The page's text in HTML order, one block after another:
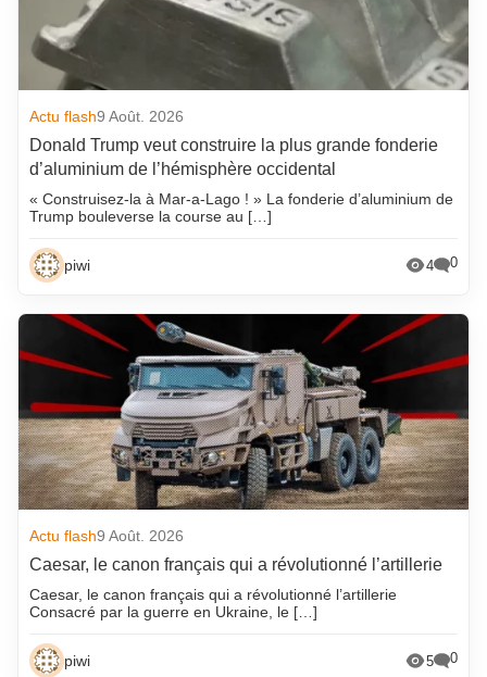
Actu flash9 Août. 2026
Donald Trump veut construire la plus grande fonderie
d’aluminium de l’hémisphère occidental
« Construisez-la à Mar-a-Lago ! » La fonderie d’aluminium de
Trump bouleverse la course au […]
piwi 4 0
Actu flash9 Août. 2026
Caesar, le canon français qui a révolutionné l’artillerie
Caesar, le canon français qui a révolutionné l’artillerie
Consacré par la guerre en Ukraine, le […]
piwi 5 0